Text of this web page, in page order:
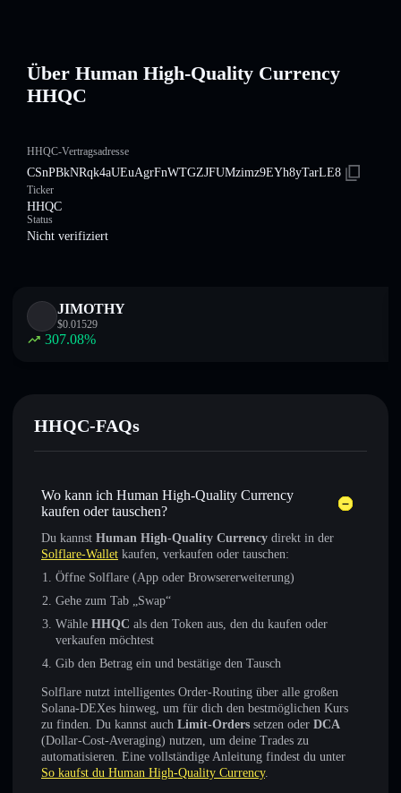
Über Human High-Quality Currency
HHQC
HHQC-Vertragsadresse
CSnPBkNRqk4aUEuAgrFnWTGZJFUMzimz9EYh8yTarLE8
Ticker
HHQC
Status
Nicht verifiziert
JIMOTHY
$0.01529
307.08%
HHQC-FAQs
Wo kann ich Human High-Quality Currency
kaufen oder tauschen?
Du kannst Human High-Quality Currency direkt in der
Solflare-Wallet kaufen, verkaufen oder tauschen:
Öffne Solflare (App oder Browsererweiterung)
Gehe zum Tab „Swap“
Wähle HHQC als den Token aus, den du kaufen oder
verkaufen möchtest
Gib den Betrag ein und bestätige den Tausch
Solflare nutzt intelligentes Order-Routing über alle großen
Solana-DEXes hinweg, um für dich den bestmöglichen Kurs
zu finden. Du kannst auch Limit-Orders setzen oder DCA
(Dollar-Cost-Averaging) nutzen, um deine Trades zu
automatisieren. Eine vollständige Anleitung findest du unter
So kaufst du Human High-Quality Currency.